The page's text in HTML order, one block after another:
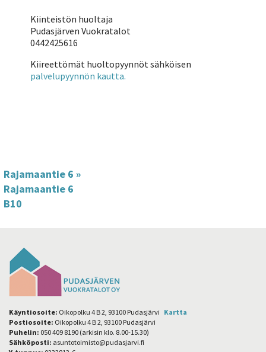
Kiinteistön huoltaja
Pudasjärven Vuokratalot
0442425616
Kiireettömät huoltopyynnöt sähköisen
palvelupyynnön kautta.
Rajamaantie 6 »
Rajamaantie 6
B10
Käyntiosoite: Oikopolku 4 B 2, 93100 Pudasjärvi Kartta
Postiosoite: Oikopolku 4 B 2, 93100 Pudasjärvi
Puhelin: 050 409 8190 (arkisin klo. 8.00-15.30)
Sähköposti: asuntotoimisto@pudasjarvi.fi